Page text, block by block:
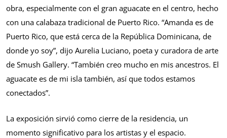
obra, especialmente con el gran aguacate en el centro, hecho
con una calabaza tradicional de Puerto Rico. “Amanda es de
Puerto Rico, que está cerca de la República Dominicana, de
donde yo soy”, dijo Aurelia Luciano, poeta y curadora de arte
de Smush Gallery. “También creo mucho en mis ancestros. El
aguacate es de mi isla también, así que todos estamos
conectados”.
La exposición sirvió como cierre de la residencia, un
momento significativo para los artistas y el espacio.